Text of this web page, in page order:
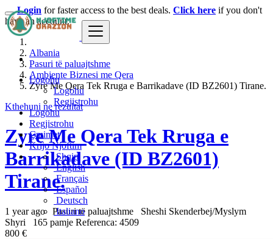
Logohu
Logohu
Regjistrohu
Logohu
Regjistrohu
Çmimet
Krijo Njoftim
Shqip
English
Français
Español
Deutsch
Italiano
Login for faster access to the best deals. Click here if you don't
have an account.
Albania
Pasuri të paluajtshme
Ambjente Biznesi me Qera
Zyre Me Qera Tek Rruga e Barrikadave (ID BZ2601) Tirane.
Kthehuni ne rezultat
Zyre Me Qera Tek Rruga e
Barrikadave (ID BZ2601)
Tirane.
1 year ago Pasuri të paluajtshme
Sheshi Skenderbej/Myslym
Shyri
165 pamje Referenca: 4509
800 €